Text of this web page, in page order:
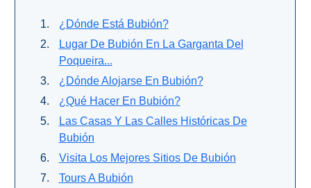
Excursiones Desde Málaga
HACER
Buceo
¿Dónde Está Bubión?
Lugar De Bubión En La Garganta Del
Poqueira...
¿Dónde Alojarse En Bubión?
¿Qué Hacer En Bubión?
Las Casas Y Las Calles Históricas De
Bubión
Visita Los Mejores Sitios De Bubión
Tours A Bubión